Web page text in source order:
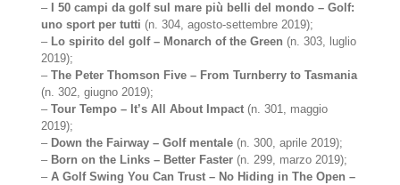
–
I 50 campi da golf sul mare più belli del mondo – Golf:
uno sport per tutti (n. 304, agosto-settembre 2019);
– Lo spirito del golf – Monarch of the Green (n. 303, luglio
2019);
–The Peter Thomson Five – From Turnberry to Tasmania
(n. 302, giugno 2019);
–Tour Tempo – It’s All About Impact (n. 301, maggio
2019);
– Down the Fairway – Golf mentale (n. 300, aprile 2019);
– Born on the Links – Better Faster (n. 299, marzo 2019);
–A Golf Swing You Can Trust – No Hiding in The Open –